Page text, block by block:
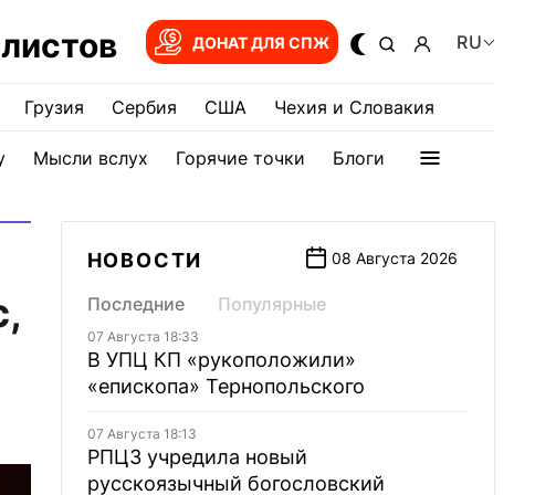
ДОНАТ ДЛЯ СПЖ RU
Грузия Сербия США Чехия и Словакия
Мысли вслух Горячие точки Блоги
НОВОСТИ 08 Августа 2026
Последние Популярные
07 Августа 18:33
В УПЦ КП «рукоположили»
«епископа» Тернопольского
07 Августа 18:13
РПЦЗ учредила новый
русскоязычный богословский